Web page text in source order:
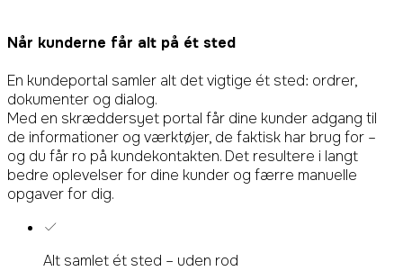
Når kunderne får alt på ét sted
En kundeportal samler alt det vigtige ét sted: ordrer,
dokumenter og dialog.
Med en skræddersyet portal får dine kunder adgang til
de informationer og værktøjer, de faktisk har brug for –
og du får ro på kundekontakten. Det resultere i langt
bedre oplevelser for dine kunder og færre manuelle
opgaver for dig.
Alt samlet ét sted – uden rod